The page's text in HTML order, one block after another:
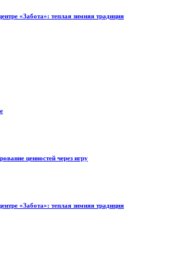
«Забота»: теплая зимняя традиция
ценностей через игру
«Забота»: теплая зимняя традиция